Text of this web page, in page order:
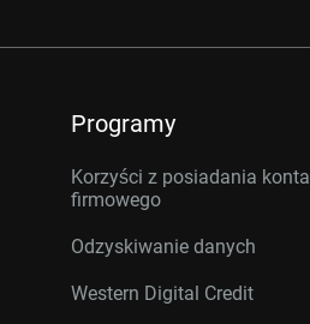
Programy
Korzyści z posiadania konta
firmowego
Odzyskiwanie danych
Western Digital Credit